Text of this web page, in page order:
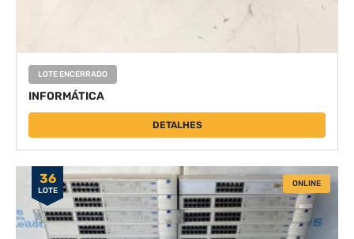
LOTE ENCERRADO
INFORMÁTICA
DETALHES
36
LOTE
ONLINE